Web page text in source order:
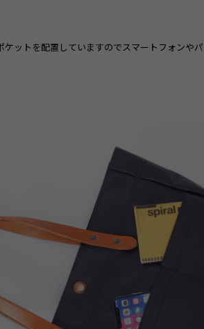
ケットを配置していますのでスマートフォンや